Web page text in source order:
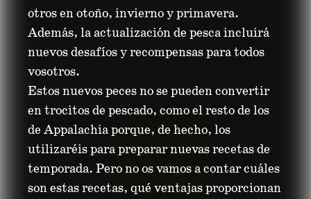
otros en otoño, invierno y primavera.
Además, la actualización de pesca incluirá
nuevos desafíos y recompensas para todos
vosotros.
Estos nuevos peces no se pueden convertir
en trocitos de pescado, como el resto de los
de Appalachia porque, de hecho, los
utilizaréis para preparar nuevas recetas de
temporada. Pero no os vamos a contar cuáles
son estas recetas, qué ventajas proporcionan